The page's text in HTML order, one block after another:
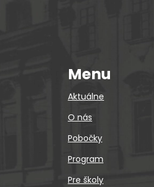
Menu
Aktuálne
O nás
Pobočky
Program
Pre školy